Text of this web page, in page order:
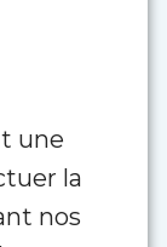
une
la
nos